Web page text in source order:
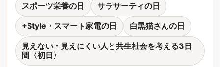
スポーツ栄養の日 サラサーティの日
+Style・スマート家電の日 白黒猫さんの日
見えない・見えにくい人と共生社会を考える3日
間〈初日〉